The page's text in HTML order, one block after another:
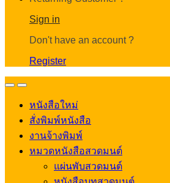
Sign in
Don't have an account ?
Register
OpenClose
หนังสือใหม่
สั่งพิมพ์หนังสือ
งานจ้างพิมพ์
หมวดหนังสือสวดมนต์
แผ่นพับสวดมนต์